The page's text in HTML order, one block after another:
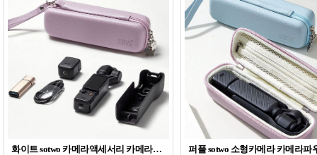
화이트 sotwo 카메라액세서리 카메라백 카메라파우치 크로스백 소형카메라
퍼플 sotwo 소형카메라 카메라